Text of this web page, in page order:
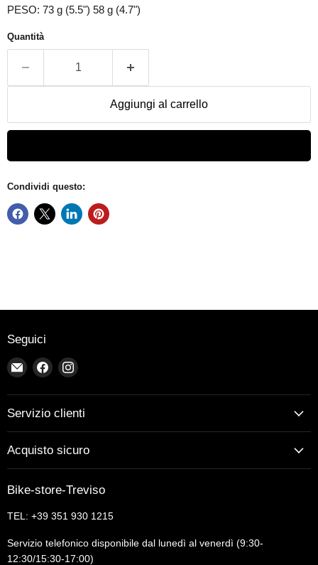
PESO: 73 g (5.5") 58 g (4.7")
Quantità
Aggiungi al carrello
Condividi questo:
Seguici
Email
Bike-
store-
Treviso
Trovaci
Facebook
Trovaci
Instagram
Servizio clienti
Acquisto sicuro
Bike-store-Treviso
TEL: +39 351 930 1215
Servizio telefonico disponibile dal lunedì al venerdì (9:30-
12:30/15:30-17:00)